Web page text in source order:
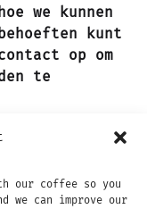
our coffee so you
we can improve our
we kunnen
kunt
op om
te